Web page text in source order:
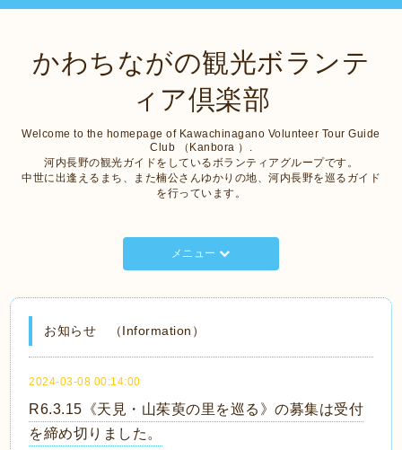
かわちながの観光ボランテ
ィア倶楽部
Welcome to the homepage of Kawachinagano Volunteer Tour Guide
Club （Kanbora ）.
河内長野の観光ガイドをしているボランティアグループです。
中世に出逢えるまち、また楠公さんゆかりの地、河内長野を巡るガイド
を行っています。
メニュー
お知らせ （Information）
2024-03-08 00:14:00
R6.3.15《天見・山茱萸の里を巡る》の募集は受付
を締め切りました。